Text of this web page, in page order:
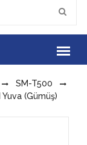
SM-T500
(Gümüş)